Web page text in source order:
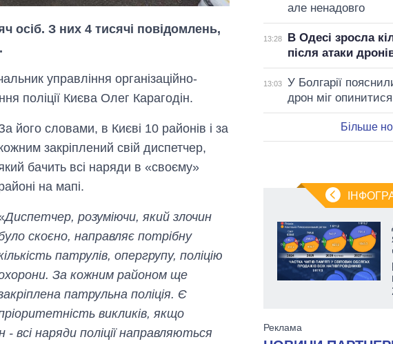
осіб. З них 4 тисячі повідомлень,
управління організаційно-
поліції Києва Олег Карагодін.
його словами, в Києві 10 районів і за
закріплений свій диспетчер,
бачить всі наряди в «своєму»
на мапі.
Диспетчер, розуміючи, який злочин
скоєно, направляє потрібну
патрулів, опергрупу, поліцію
За кожним районом ще
патрульна поліція. Є
викликів, якщо
наряди поліції направляються
але ненадовго
13:28
В Одесі зросла
після атаки
13:03
У Болгарії
дрон міг опинитися
Більше
бюджет
Міністерства
оборони за 13
років війни з
росією